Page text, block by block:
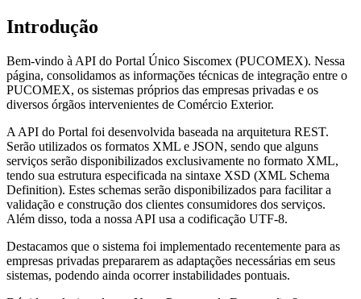
Introdução
Bem-vindo à API do Portal Único Siscomex (PUCOMEX). Nessa
página, consolidamos as informações técnicas de integração entre o
PUCOMEX, os sistemas próprios das empresas privadas e os
diversos órgãos intervenientes de Comércio Exterior.
A API do Portal foi desenvolvida baseada na arquitetura REST.
Serão utilizados os formatos XML e JSON, sendo que alguns
serviços serão disponibilizados exclusivamente no formato XML,
tendo sua estrutura especificada na sintaxe XSD (XML Schema
Definition). Estes schemas serão disponibilizados para facilitar a
validação e construção dos clientes consumidores dos serviços.
Além disso, toda a nossa API usa a codificação UTF-8.
Destacamos que o sistema foi implementado recentemente para as
empresas privadas prepararem as adaptações necessárias em seus
sistemas, podendo ainda ocorrer instabilidades pontuais.